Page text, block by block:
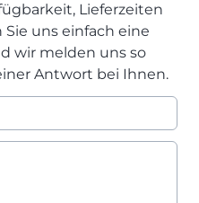
Lieferzeiten
uns einfach eine
wir melden uns so
Antwort bei Ihnen.